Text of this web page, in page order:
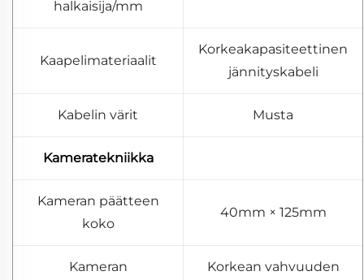
halkaisija/mm
Kaapelimateriaalit
Korkeakapasiteettinen
jännityskabeli
Kabelin värit Musta
Kameratekniikka
Kameran päätteen
koko
40mm × 125mm
Kameran
Korkean vahvuuden